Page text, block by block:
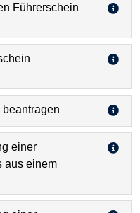
Führerschein
einer
aus einem